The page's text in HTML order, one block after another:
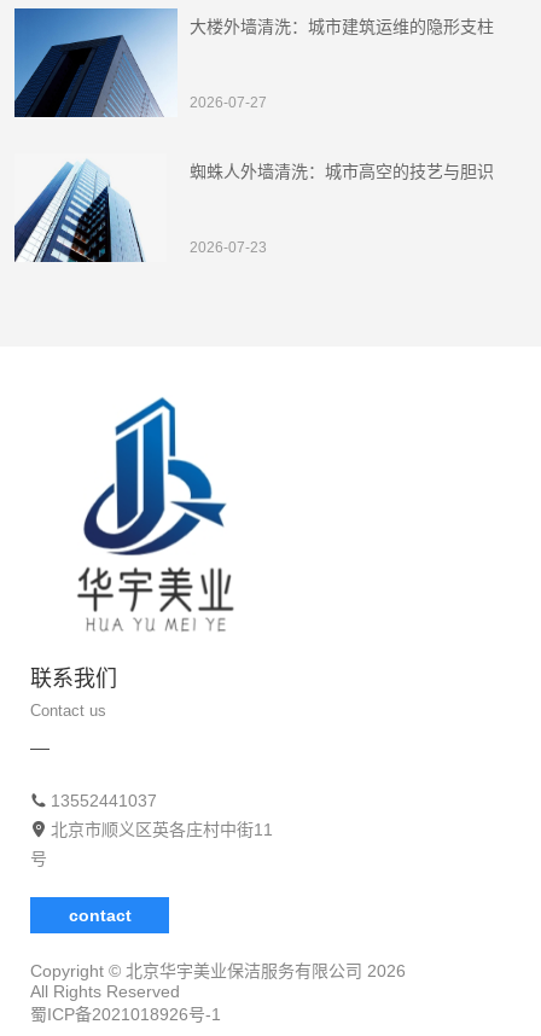
大楼外墙清洗：城市建筑运维的隐形支柱
2026-07-27
蜘蛛人外墙清洗：城市高空的技艺与胆识
2026-07-23
联系我们
Contact us
13552441037
北京市顺义区英各庄村中街11
号
contact
Copyright © 北京华宇美业保洁服务有限公司 2026
All Rights Reserved
蜀ICP备2021018926号-1